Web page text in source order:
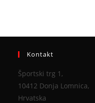
Kontakt
Športski trg 1,
10412 Donja Lomnica,
Hrvatska